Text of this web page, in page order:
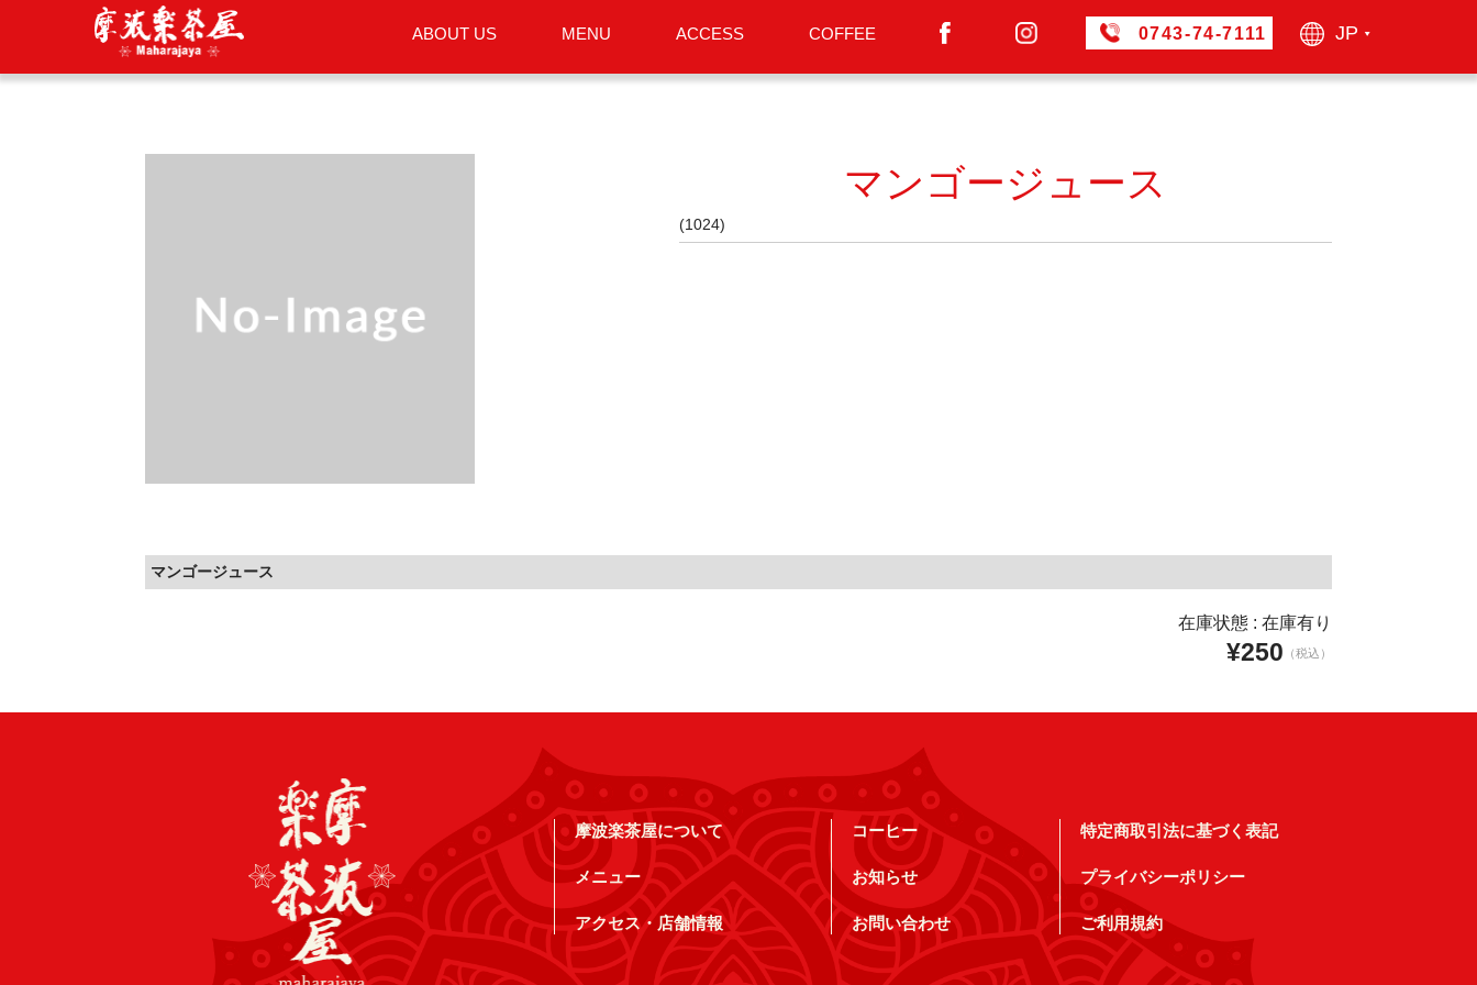
ABOUT US MENU ACCESS COFFEE 0743-74-7111 JP ▶︎
マンゴージュース
(1024)
マンゴージュース
在庫状態 : 在庫有り
¥250 （税込）
摩波楽茶屋について
メニュー
アクセス・店舗情報
コーヒー
お知らせ
お問い合わせ
特定商取引法に基づく表記
プライバシーポリシー
ご利用規約